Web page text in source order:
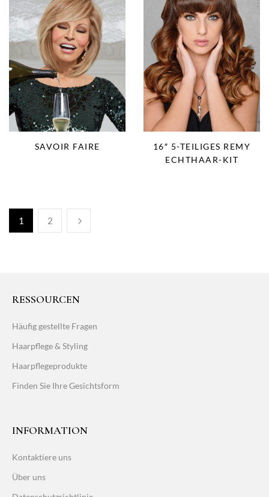
SAVOIR FAIRE
16″ 5-TEILIGES REMY
ECHTHAAR-KIT
1 2
RESSOURCEN
Häufig gestellte Fragen
Haarpflege & Styling
Haarpflegeprodukte
Finden Sie Ihre Gesichtsform
INFORMATION
Kontaktiere uns
Über uns